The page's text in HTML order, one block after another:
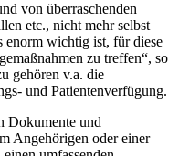
von überraschenden
etc., nicht mehr selbst
enorm wichtig ist, für diese
zu treffen“, so
gehören v.a. die
und Patientenverfügung.
Dokumente und
Angehörigen oder einer